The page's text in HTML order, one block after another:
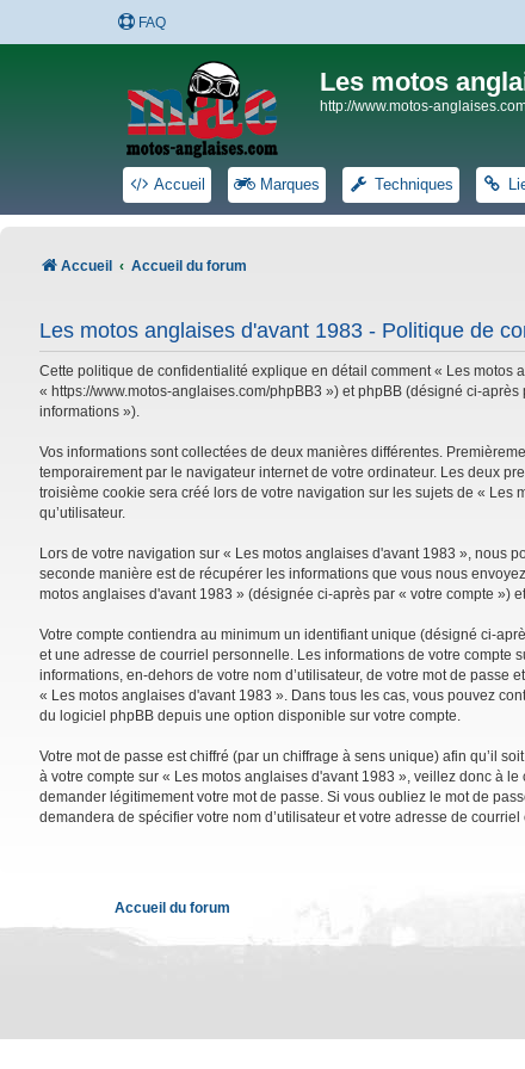
FAQ
Les motos
http://www.motos-
Accueil Marques Techniques
Accueil Accueil du forum
Les motos anglaises d'avant 1983 - Politique de
Cette politique de confidentialité explique en détail comment « Les motos
« https://www.motos-anglaises.com/phpBB3 ») et phpBB (désigné ci-
informations »).
Vos informations sont collectées de deux manières différentes.
temporairement par le navigateur internet de votre ordinateur. Les deux
troisième cookie sera créé lors de votre navigation sur les sujets de « Les
qu’utilisateur.
Lors de votre navigation sur « Les motos anglaises d'avant 1983 », nous
seconde manière est de récupérer les informations que vous nous
motos anglaises d'avant 1983 » (désignée ci-après par « votre compte »)
Votre compte contiendra au minimum un identifiant unique (désigné ci-
et une adresse de courriel personnelle. Les informations de votre compte
informations, en-dehors de votre nom d’utilisateur, de votre mot de
« Les motos anglaises d'avant 1983 ». Dans tous les cas, vous pouvez
du logiciel phpBB depuis une option disponible sur votre compte.
Votre mot de passe est chiffré (par un chiffrage à sens unique) afin qu’il
à votre compte sur « Les motos anglaises d'avant 1983 », veillez donc à
demander légitimement votre mot de passe. Si vous oubliez le mot de
demandera de spécifier votre nom d’utilisateur et votre adresse de
Accueil du forum